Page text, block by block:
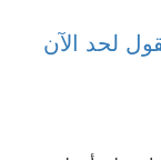
لحد الآن